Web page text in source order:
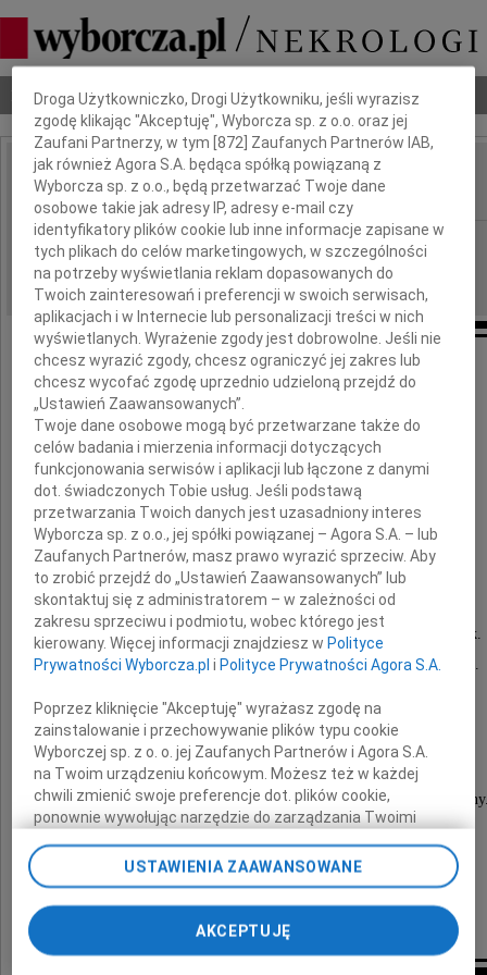
Nekrologi Odeszli Poradnik pogrzebowy
IMIĘ I NAZWISKO: Lech Zielaskowski
REGION: cała Polska
DATA EMISJI: 22.07.2011
20 lipca 2011 roku
po ciężkiej chorobie odszedł od nas
Lech Zielaskowski
znany i ceniony operator filmowy i fotografik.
Jeden z niewielu autorów zdjęć "z lotu ptaka".
Pożegnanie Zmarłego nastąpi
28 lipca 2011 roku o godzinie 10.40
na Cmentarzu Bródnowskim - kościół
O czym ze smutkiem zawiadamia
Dbamy o Twoją prywatność
Droga Użytkowniczko, Drogi Użytkowniku, jeśli wyrazisz
zgodę klikając "Akceptuję", Wyborcza sp. z o.o. oraz jej
Zaufani Partnerzy, w tym [872 ] Zaufanych Partnerów IAB,
jak również Agora S.A. będąca spółką powiązaną z
Wyborcza sp. z o.o., będą przetwarzać Twoje dane
osobowe takie jak adresy IP, adresy e-mail czy
identyfikatory plików cookie lub inne informacje zapisane w
tych plikach do celów marketingowych, w szczególności
na potrzeby wyświetlania reklam dopasowanych do
Twoich zainteresowań i preferencji w swoich serwisach,
aplikacjach i w Internecie lub personalizacji treści w nich
wyświetlanych. Wyrażenie zgody jest dobrowolne. Jeśli nie
chcesz wyrazić zgody, chcesz ograniczyć jej zakres lub
chcesz wycofać zgodę uprzednio udzieloną przejdź do
„Ustawień Zaawansowanych”.
Twoje dane osobowe mogą być przetwarzane także do
celów badania i mierzenia informacji dotyczących
funkcjonowania serwisów i aplikacji lub łączone z danymi
dot. świadczonych Tobie usług. Jeśli podstawą
przetwarzania Twoich danych jest uzasadniony interes
Wyborcza sp. z o.o., jej spółki powiązanej – Agora S.A. – lub
Zaufanych Partnerów, masz prawo wyrazić sprzeciw. Aby
to zrobić przejdź do „Ustawień Zaawansowanych” lub
skontaktuj się z administratorem – w zależności od
zakresu sprzeciwu i podmiotu, wobec którego jest
kierowany. Więcej informacji znajdziesz w Polityce
Prywatności Wyborcza.pl i Polityce Prywatności Agora S.A.
Poprzez kliknięcie "Akceptuję" wyrażasz zgodę na
zainstalowanie i przechowywanie plików typu cookie
Wyborczej sp. z o. o. jej Zaufanych Partnerów i Agora S.A.
na Twoim urządzeniu końcowym. Możesz też w każdej
chwili zmienić swoje preferencje dot. plików cookie,
ponownie wywołując narzędzie do zarządzania Twoimi
odnośnik „Ustawienia prywatności” w stopce serwisu i
przechodząc do sekcji „Ustawienia zaawansowane”.
Zmiana ustawień plików cookie możliwa jest także za
pomocą ustawień przeglądarki.
USTAWIENIA ZAAWANSOWANE
AKCEPTUJĘ